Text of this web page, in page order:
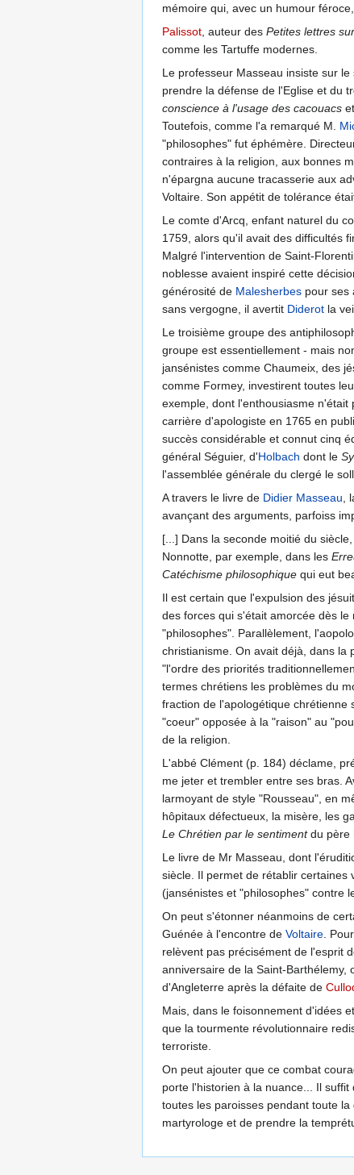
mémoire qui, avec un humour
Palissot , auteur des Petites lettres
comme les Tartuffe modernes.
Le professeur Masseau insiste sur
prendre la défense de l'Eglise et du
conscience à l'usage des cacouacs
Toutefois, comme l'a remarqué M.
"philosophes" fut éphémère.
contraires à la religion, aux bonnes
n'épargna aucune tracasserie aux
Voltaire. Son appétit de tolérance
Le comte d'Arcq, enfant naturel du
1759, alors qu'il avait des difficultés
Malgré l'intervention de Saint-
noblesse avaient inspiré cette
générosité de Malesherbes pour ses
sans vergogne, il avertit Diderot la
Le troisième groupe des
groupe est essentiellement - mais
jansénistes comme Chaumeix, des
comme Formey, investirent toutes
exemple, dont l'enthousiasme
carrière d'apologiste en 1765 en
succès considérable et connut cinq
général Séguier, d'Holbach dont le
l'assemblée générale du clergé le
A travers le livre de Didier Masseau
avançant des arguments, parfoiss
[...] Dans la seconde moitié du
Nonnotte, par exemple, dans les
Catéchisme philosophique qui eut
Il est certain que l'expulsion des
des forces qui s'était amorcée dès
"philosophes". Parallèlement,
christianisme. On avait déjà, dans la
"l'ordre des priorités
termes chrétiens les problèmes du
fraction de l'apologétique chrétienne
"coeur" opposée à la "raison" au
de la religion.
L'abbé Clément (p. 184) déclame,
me jeter et trembler entre ses bras.
larmoyant de style "Rousseau", en
hôpitaux défectueux, la misère, les
Le Chrétien par le sentimentdu père
Le livre de Mr Masseau, dont
siècle. Il permet de rétablir certaines
(jansénistes et "philosophes" contre
On peut s'étonner néanmoins de
Guénée à l'encontre de Voltaire .
relèvent pas précisément de l'esprit
anniversaire de la Saint-
d'Angleterre après la défaite de
Mais, dans le foisonnement d'idées
que la tourmente révolutionnaire
terroriste.
On peut ajouter que ce combat
porte l'historien à la nuance... Il
toutes les paroisses pendant toute
martyrologe et de prendre la